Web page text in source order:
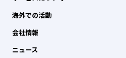
海外での活動
会社情報
ニュース